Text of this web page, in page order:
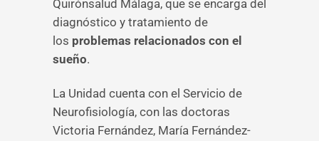
Quirónsalud Málaga, que se encarga del
diagnóstico y tratamiento de
los problemas relacionados con el
sueño.
La Unidad cuenta con el Servicio de
Neurofisiología, con las doctoras
Victoria Fernández, María Fernández-